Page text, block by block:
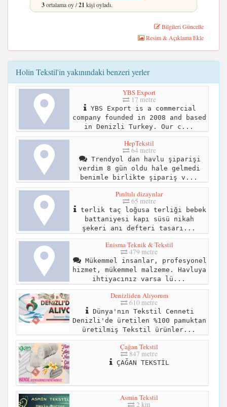
3ortalama oy /21 kişi oyladı.
Bilgileri Güncelle
Resim & Açıklama Ekle
Holin Tekstil'in yakınındaki benzeri yerler
YBS Export
17 metre
YBS Export is a commercial
company founded in 2008 and based
in Denizli Turkey. Our c...
HepTekstil
64 metre
Trendyol dan havlu şiparişi
verdim 8 gün oldu hale gelmedi
benimle birlikte şipariş v...
Pırıltılı dizaynlar
65 metre
terlik taç loğusa terliği bebek
battaniyesi kapı süsü nikah
şekeri anı defteri tasarı...
Enisma Teknik & Tekstil
479 metre
Mükemmel insanlar, profesyonel
hizmet, mükemmel malzeme. Havluya
ihtiyacınız varsa lü...
Denizliden Alıyorum
610 metre
Dünya'nın Tekstil Cenneti
Denizli'de üretilen %100 pamuktan
üretilmiş Tekstil ürünler...
Çağan Tekstil
847 metre
ÇAĞAN TEKSTİL
Asmin Tekstil
2 km